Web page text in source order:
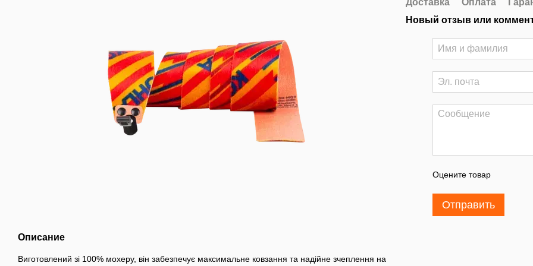
Описание
Виготовлений зі 100% мохеру, він забезпечує максимальне ковзання та надійне зчеплення на
Доставка Оплата
Новый отзыв или
Оцените товар
Отправить